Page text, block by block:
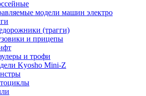
модели машин электро
(трагги)
и прицепы
и трофи
Kyosho Mini-Z